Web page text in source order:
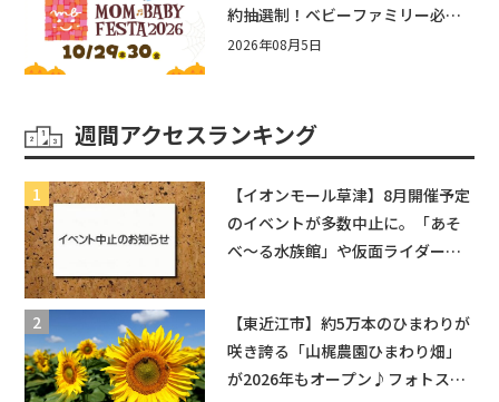
約抽選制！ベビーファミリー必見
☆入場無料☆10/29(木)30(金)ママ
2026年08月5日
週間アクセスランキング
【イオンモール草津】8月開催予定
のイベントが多数中止に。「あそ
べ〜る水族館」や仮面ライダーシ
【東近江市】約5万本のひまわりが
咲き誇る「山梶農園ひまわり畑」
が2026年もオープン♪フォトスポ